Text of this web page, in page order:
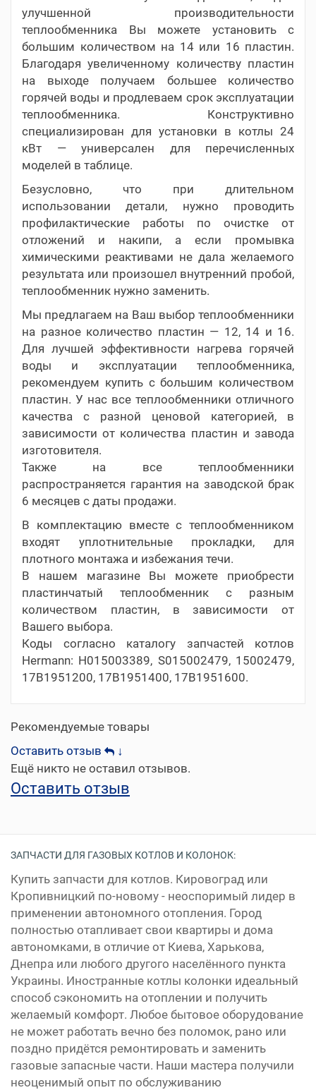
улучшенной производительности
теплообменника Вы можете установить с
большим количеством на 14 или 16 пластин.
Благодаря увеличенному количеству пластин
на выходе получаем большее количество
горячей воды и продлеваем срок эксплуатации
теплообменника. Конструктивно
специализирован для установки в котлы 24
кВт — универсален для перечисленных
моделей в таблице.
Безусловно, что при длительном
использовании детали, нужно проводить
профилактические работы по очистке от
отложений и накипи, а если промывка
химическими реактивами не дала желаемого
результата или произошел внутренний пробой,
теплообменник нужно заменить.
Мы предлагаем на Ваш выбор теплообменники
на разное количество пластин — 12, 14 и 16.
Для лучшей эффективности нагрева горячей
воды и эксплуатации теплообменника,
рекомендуем купить с большим количеством
пластин. У нас все теплообменники отличного
качества с разной ценовой категорией, в
зависимости от количества пластин и завода
изготовителя.
Также на все теплообменники
распространяется гарантия на заводской брак
6 месяцев с даты продажи.
В комплектацию вместе с теплообменником
входят уплотнительные прокладки, для
плотного монтажа и избежания течи.
В нашем магазине Вы можете приобрести
пластинчатый теплообменник с разным
количеством пластин, в зависимости от
Вашего выбора.
Коды согласно каталогу запчастей котлов
Hermann: H015003389, S015002479, 15002479,
17B1951200, 17B1951400, 17B1951600.
Рекомендуемые товары
Оставить отзыв
↓
Ещё никто не оставил отзывов.
Оставить отзыв
ЗАПЧАСТИ ДЛЯ ГАЗОВЫХ КОТЛОВ И КОЛОНОК:
Купить запчасти для котлов. Кировоград или
Кропивницкий по-новому - неоспоримый лидер в
применении автономного отопления. Город
полностью отапливает свои квартиры и дома
автономками, в отличие от Киева, Харькова,
Днепра или любого другого населённого пункта
Украины. Иностранные котлы колонки идеальный
способ сэкономить на отоплении и получить
желаемый комфорт. Любое бытовое оборудование
не может работать вечно без поломок, рано или
поздно придётся ремонтировать и заменить
газовые запасные части. Наши мастера получили
неоценимый опыт по обслуживанию